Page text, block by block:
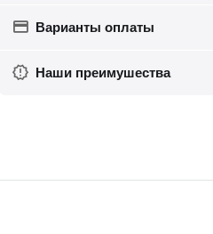
Варианты оплаты
Наши преимушества